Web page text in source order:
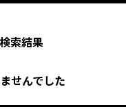
索結果
せんでした